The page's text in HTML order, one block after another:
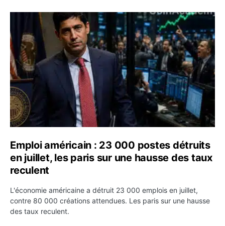
Emploi américain : 23 000 postes détruits en juillet, les
Emploi américain : 23 000 postes détruits
en juillet, les paris sur une hausse des taux
reculent
L'économie américaine a détruit 23 000 emplois en juillet,
contre 80 000 créations attendues. Les paris sur une hausse
des taux reculent.